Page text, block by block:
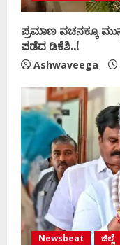
ಪ್ರಮಾಣ ವಚನಕ್ಕೂ
ಪಡೆದ ಡಿಕೆಶಿ..!
Ashwaveega
Newsbeat ಜಿಲ್ಲೆ